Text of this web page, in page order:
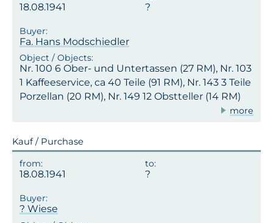
18.08.1941
Fa. Hans Modschiedler
Nr. 100 6 Ober- und Untertassen (27 RM), Nr. 103
1 Kaffeeservice, ca 40 Teile (91 RM), Nr. 143 3 Teile
Porzellan (20 RM), Nr. 149 12 Obstteller (14 RM)
more
Kauf / Purchase
18.08.1941
? Wiese